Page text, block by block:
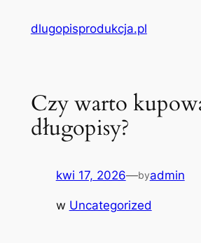
dlugopisprodukcja.pl
Czy warto
długopisy?
kwi 17, 2026—byadmin
w Uncategorized